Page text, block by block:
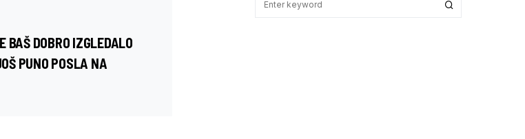
DOBRO IZGLEDALO
PUNO POSLA NA